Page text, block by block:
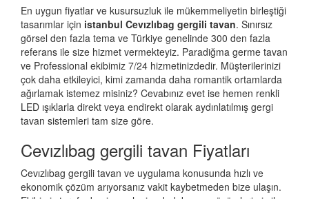
En uygun fiyatlar ve kusursuzluk ile mükemmeliyetin birleştiği
tasarımlar için istanbul Cevızlıbag gergili tavan. Sınırsız
görsel den fazla tema ve Türkiye genelinde 300 den fazla
referans ile size hizmet vermekteyiz. Paradiğma germe tavan
ve Professional ekibimiz 7/24 hizmetinizdedir. Müşterilerinizi
çok daha etkileyici, kimi zamanda daha romantik ortamlarda
ağırlamak istemez misiniz? Cevabınız evet ise hemen renkli
LED ışıklarla direkt veya endirekt olarak aydınlatılmış gergi
tavan sistemleri tam size göre.
Cevızlıbag gergili tavan Fiyatları
Cevızlıbag gergili tavan ve uygulama konusunda hızlı ve
ekonomik çözüm arıyorsanız vakit kaybetmeden bize ulaşın.